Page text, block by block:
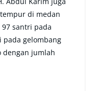
di medan
97 santri pada
pada gelombang
dengan jumlah